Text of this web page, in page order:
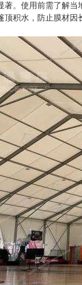
。使用前需了解
积水，防止膜材